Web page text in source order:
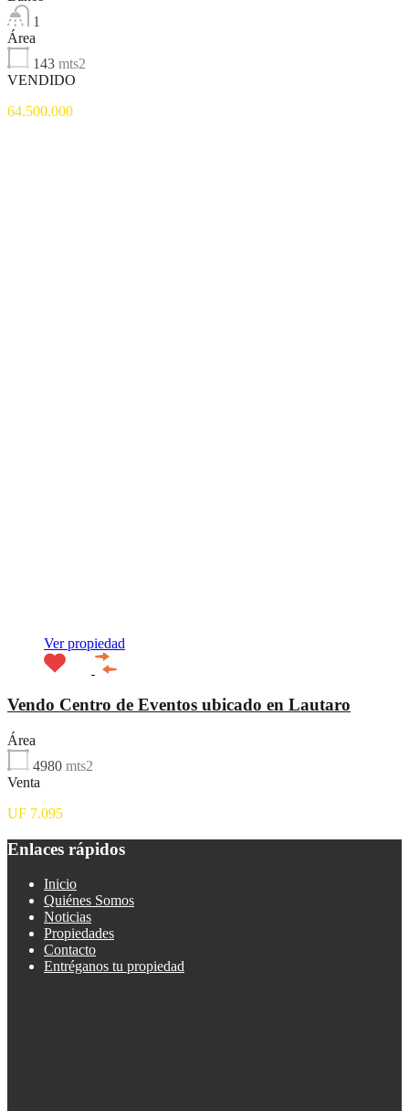
1
Área
143 mts2
VENDIDO
64.500.000
Ver propiedad
Vendo Centro de Eventos ubicado en Lautaro
Área
4980 mts2
Venta
UF 7.095
Enlaces rápidos
Inicio
Quiénes Somos
Noticias
Propiedades
Contacto
Entréganos tu propiedad